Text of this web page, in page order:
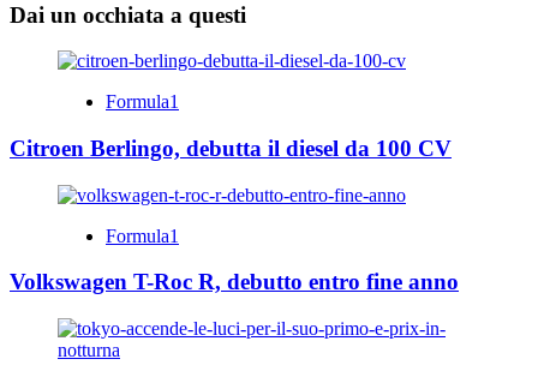
Dai un occhiata a questi
Formula1
Citroen Berlingo, debutta il diesel da 100 CV
Formula1
Volkswagen T-Roc R, debutto entro fine anno